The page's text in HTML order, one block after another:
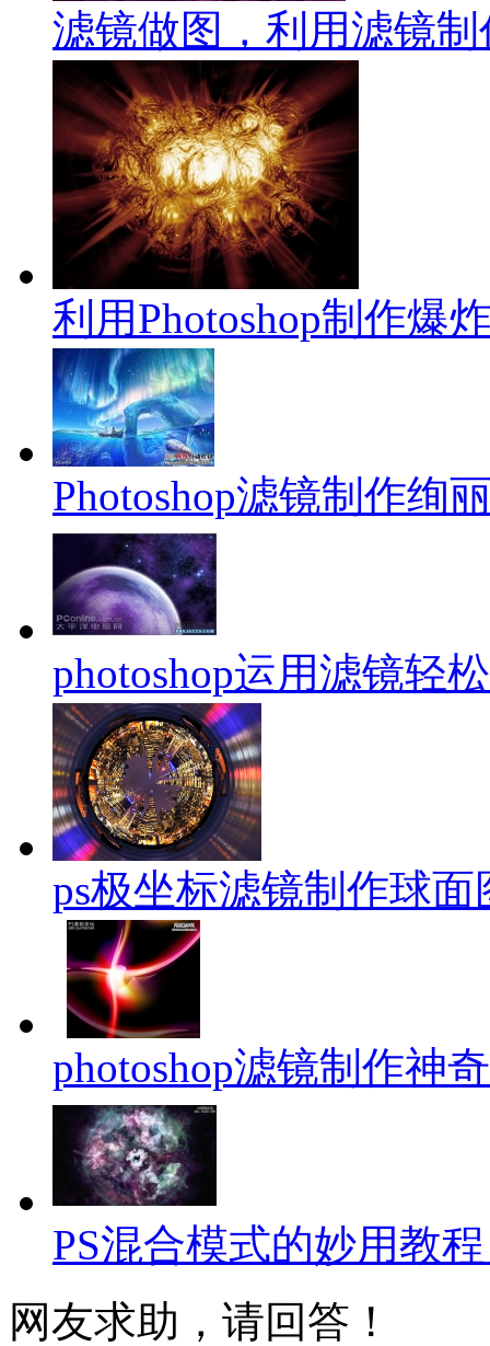
滤镜做图，利用滤镜
利用Photoshop制作爆
Photoshop滤镜制作绚
photoshop运用滤镜轻
ps极坐标滤镜制作球面
photoshop滤镜制作神
PS混合模式的妙用教
网友求助，请回答！